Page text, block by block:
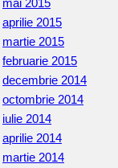
aprilie 2015
martie 2015
februarie 2015
decembrie 2014
octombrie 2014
iulie 2014
aprilie 2014
martie 2014